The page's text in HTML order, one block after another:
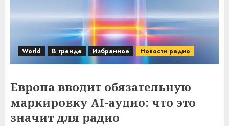
World В тренде Избранное Новости радио
Европа вводит обязательную
маркировку AI-аудио: что это
значит для радио